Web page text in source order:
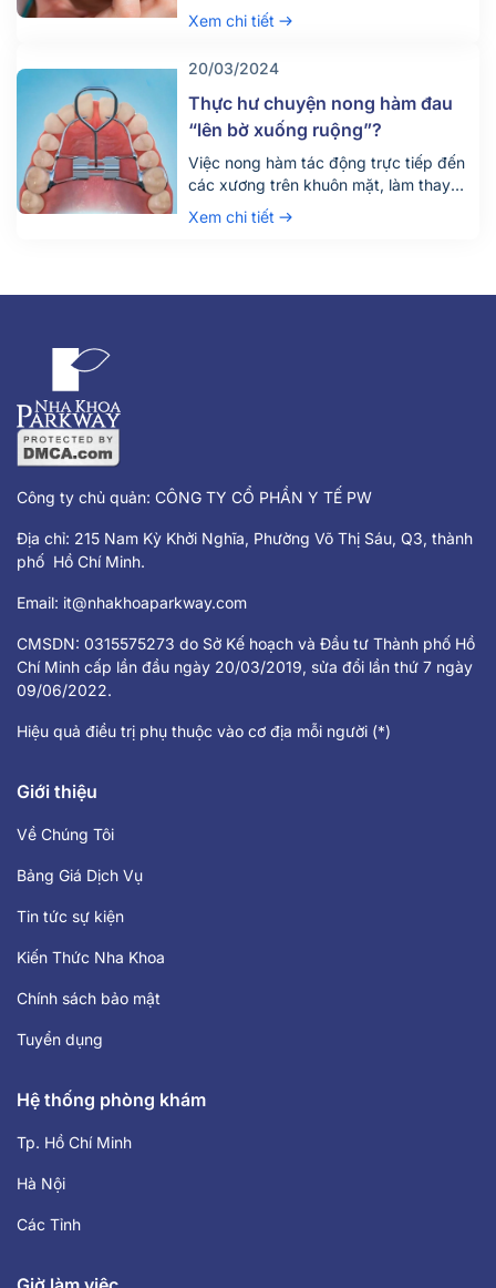
nhức răng miệng. Vấn đề có vẻ như
đơn giản này lại chính là nguyên nhân
còi, nhiều ca sinh non, hay thậm chí là
sảy thai. Chính vì vậy, […]
Xem chi tiết
20/03/2024
Thực hư chuyện nong hàm đau
“lên bờ xuống ruộng”?
Việc nong hàm tác động trực tiếp đến
các xương trên khuôn mặt, làm thay
đổi kích thước cung hàm. Vì vậy khi
nghĩ đến nong hàm, có thể dễ dàng
hàm có đau hay không, Nha Khoa
Xem chi tiết
Công ty chủ quản: CÔNG TY CỔ PHẦN Y TẾ PW
Địa chỉ: 215 Nam Kỳ Khởi Nghĩa, Phường Võ Thị Sáu, Q3, thành
phố Hồ Chí Minh.
Email: it@nhakhoaparkway.com
CMSDN: 0315575273 do Sở Kế hoạch và Đầu tư Thành phố Hồ
Chí Minh cấp lần đầu ngày 20/03/2019, sửa đổi lần thứ 7 ngày
09/06/2022.
Hiệu quả điều trị phụ thuộc vào cơ địa mỗi người (*)
Giới thiệu
Về Chúng Tôi
Bảng Giá Dịch Vụ
Tin tức sự kiện
Kiến Thức Nha Khoa
Chính sách bảo mật
Tuyển dụng
Hệ thống phòng khám
Tp. Hồ Chí Minh
Hà Nội
Các Tỉnh